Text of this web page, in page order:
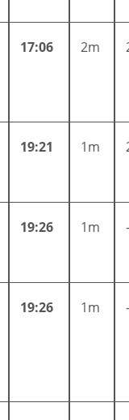
17:06 2m
19:21 1m
19:26 1m
19:26 1m